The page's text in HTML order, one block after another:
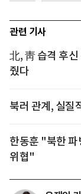
관련 기사
北, 靑 습격 후
줬다
북러 관계, 실질
한동훈 "북한
위협"